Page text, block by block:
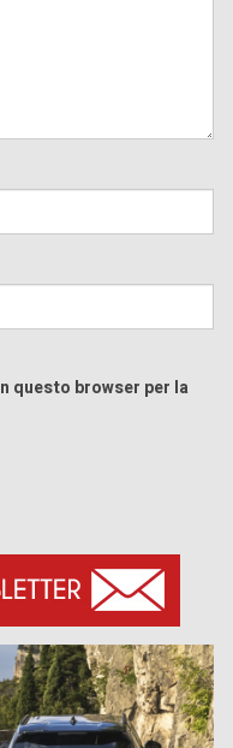
questo browser per la